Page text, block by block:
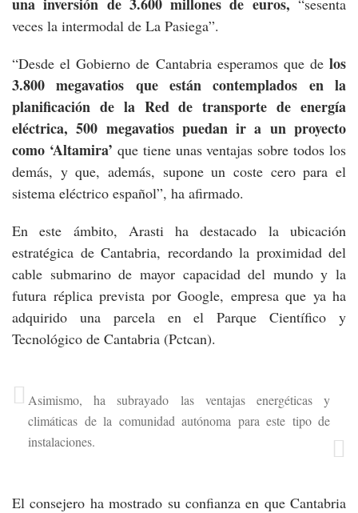
“sesenta
veces la intermodal de La Pasiega”.
“Desde el Gobierno de Cantabria esperamos que de los
3.800 megavatios que están contemplados en la
planificación de la Red de transporte de energía
eléctrica, 500 megavatios puedan ir a un proyecto
como ‘Altamira’ que tiene unas ventajas sobre todos los
demás, y que, además, supone un coste cero para el
sistema eléctrico español”, ha afirmado.
En este ámbito, Arasti ha destacado la ubicación
estratégica de Cantabria, recordando la proximidad del
cable submarino de mayor capacidad del mundo y la
futura réplica prevista por Google, empresa que ya ha
adquirido una parcela en el Parque Científico y
Tecnológico de Cantabria (Pctcan).
Asimismo, ha subrayado las ventajas energéticas y
climáticas de la comunidad autónoma para este tipo de
instalaciones.
El consejero ha mostrado su confianza en que Cantabria